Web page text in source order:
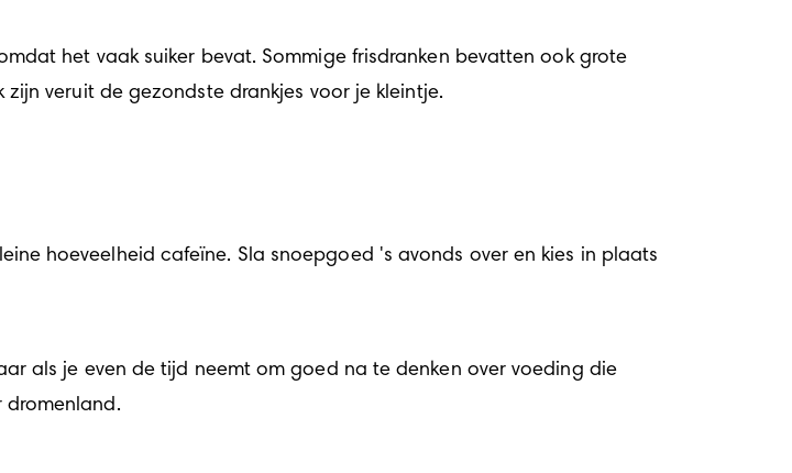
het vaak suiker bevat. Sommige frisdranken bevatten ook grote
veruit de gezondste drankjes voor je kleintje.
hoeveelheid cafeïne. Sla snoepgoed 's avonds over en kies in plaats
dromenland.